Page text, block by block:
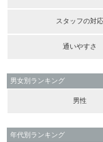
スタッフの対応
通いやすさ
男女別ランキング
男性
年代別ランキング